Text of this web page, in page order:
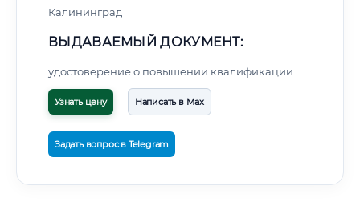
Калининград
ВЫДАВАЕМЫЙ ДОКУМЕНТ:
удостоверение о повышении квалификации
Узнать цену Написать в Max
Задать вопрос в Telegram